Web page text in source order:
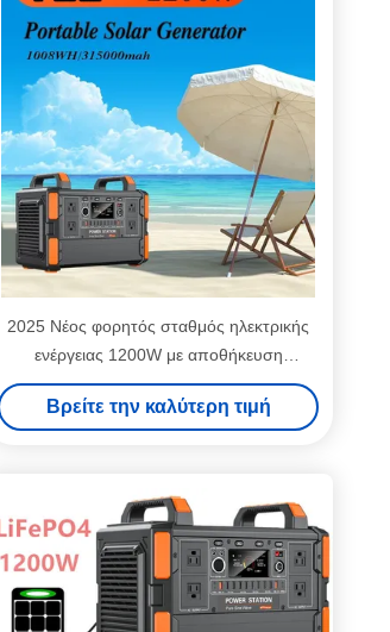
2025 Νέος φορητός σταθμός ηλεκτρικής
ενέργειας 1200W με αποθήκευση
ενέργειας στο σπίτι 1008Wh LiFePO4
μπαταρία Ηλιακή γεννήτρια για υπαίθρια
Βρείτε την καλύτερη τιμή